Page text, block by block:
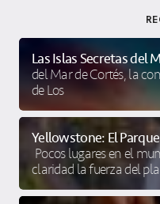
Las Islas Secretas del
del Mar de Cortés, la
de Los
Yellowstone: El
Pocos lugares en el
claridad la fuerza del